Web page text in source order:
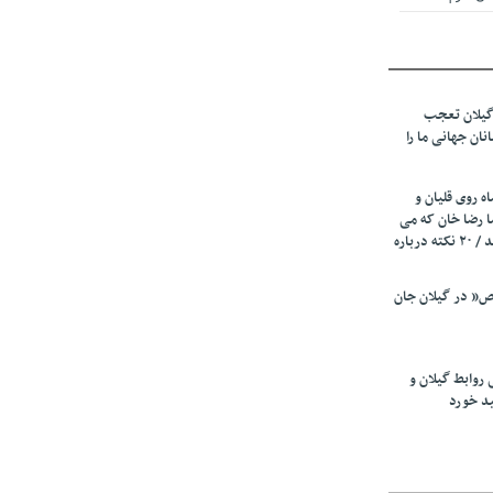
حمایتی
مشخص شد
از مراجع رسمی
ایران و
کشاورزان
تعجب
جهانی ما را
روی قلیان و
رضا خان که می
رفت همه شاد بودند / ۲۰ نکته درباره
در گیلان جان
روابط گیلان و
خورد